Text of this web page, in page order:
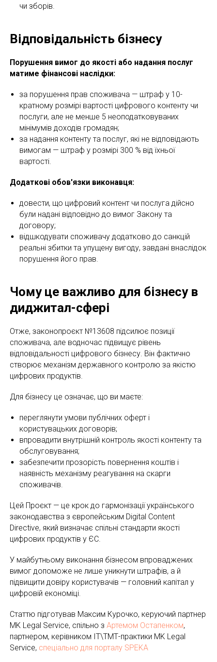
чи зборів.
Відповідальність бізнесу
Порушення вимог до якості або надання послуг
матиме фінансові наслідки:
за порушення прав споживача — штраф у 10-
кратному розмірі вартості цифрового контенту чи
послуги, але не менше 5 неоподатковуваних
мінімумів доходів громадян;
за надання контенту та послуг, які не відповідають
вимогам — штраф у розмірі 300 % від їхньої
вартості.
Додаткові обов'язки виконавця:
довести, що цифровий контент чи послуга дійсно
були надані відповідно до вимог Закону та
договору;
відшкодувати споживачу додатково до санкцій
реальні збитки та упущену вигоду, завдані внаслідок
порушення його прав.
Чому це важливо для бізнесу в
диджитал-сфері
Отже, законопроєкт №13608 підсилює позиції
споживача, але водночас підвищує рівень
відповідальності цифрового бізнесу. Він фактично
створює механізм державного контролю за якістю
цифрових продуктів.
Для бізнесу це означає, що ви маєте:
переглянути умови публічних оферт і
користувацьких договорів;
впровадити внутрішній контроль якості контенту та
обслуговування;
забезпечити прозорість повернення коштів і
наявність механізму реагування на скарги
споживачів.
Цей Проєкт — це крок до гармонізації українського
законодавства з європейським Digital Content
Directive, який визначає спільні стандарти якості
цифрових продуктів у ЄС.
У майбутньому виконання бізнесом впроваджених
вимог допоможе не лише уникнути штрафів, а й
підвищити довіру користувачів — головний капітал у
цифровій економіці.
Статтю підготував Максим Курочко, керуючий партнер
MK Legal Service, спільно з Артемом Остапенком,
партнером, керівником ІТ\ТМТ-практики MK Legal
Service, спеціально для порталу SPEKA